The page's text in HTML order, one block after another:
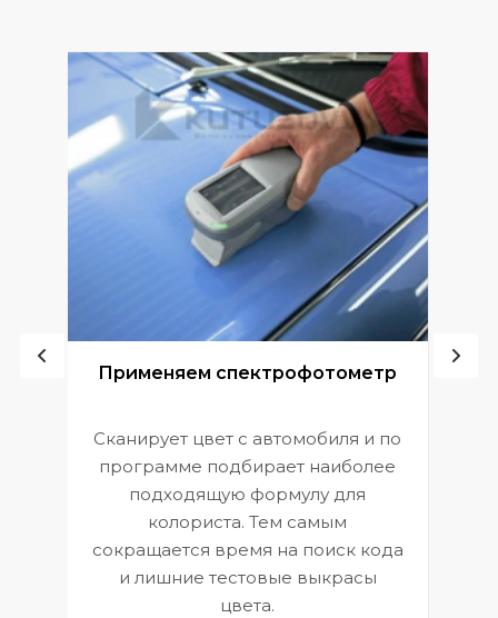
Применяем спектрофотометр
Сканирует цвет с автомобиля и по
программе подбирает наиболее
подходящую формулу для
колориста. Тем самым
сокращается время на поиск кода
и лишние тестовые выкрасы
цвета.